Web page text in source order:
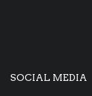
SOCIAL MEDIA